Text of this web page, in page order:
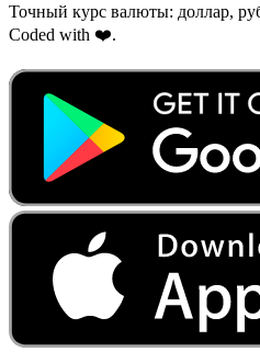
Точный курс валюты: доллар,
Coded with ❤️.